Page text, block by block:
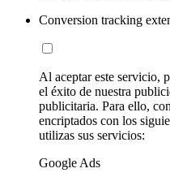
Conversion tracking
Al aceptar este servicio,
el éxito de nuestra
publicitaria. Para ello,
encriptados con los
utilizas sus servicios:
Google Ads